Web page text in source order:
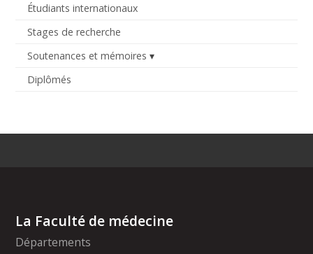
Étudiants internationaux
Stages de recherche
Soutenances et mémoires
Diplômés
La Faculté de médecine
Départements